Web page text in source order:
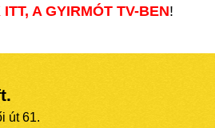
A GYIRMÓT TV-BEN!
út 61.